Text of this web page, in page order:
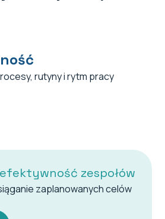
rutyny i rytm pracy
zespołów
zaplanowanych celów